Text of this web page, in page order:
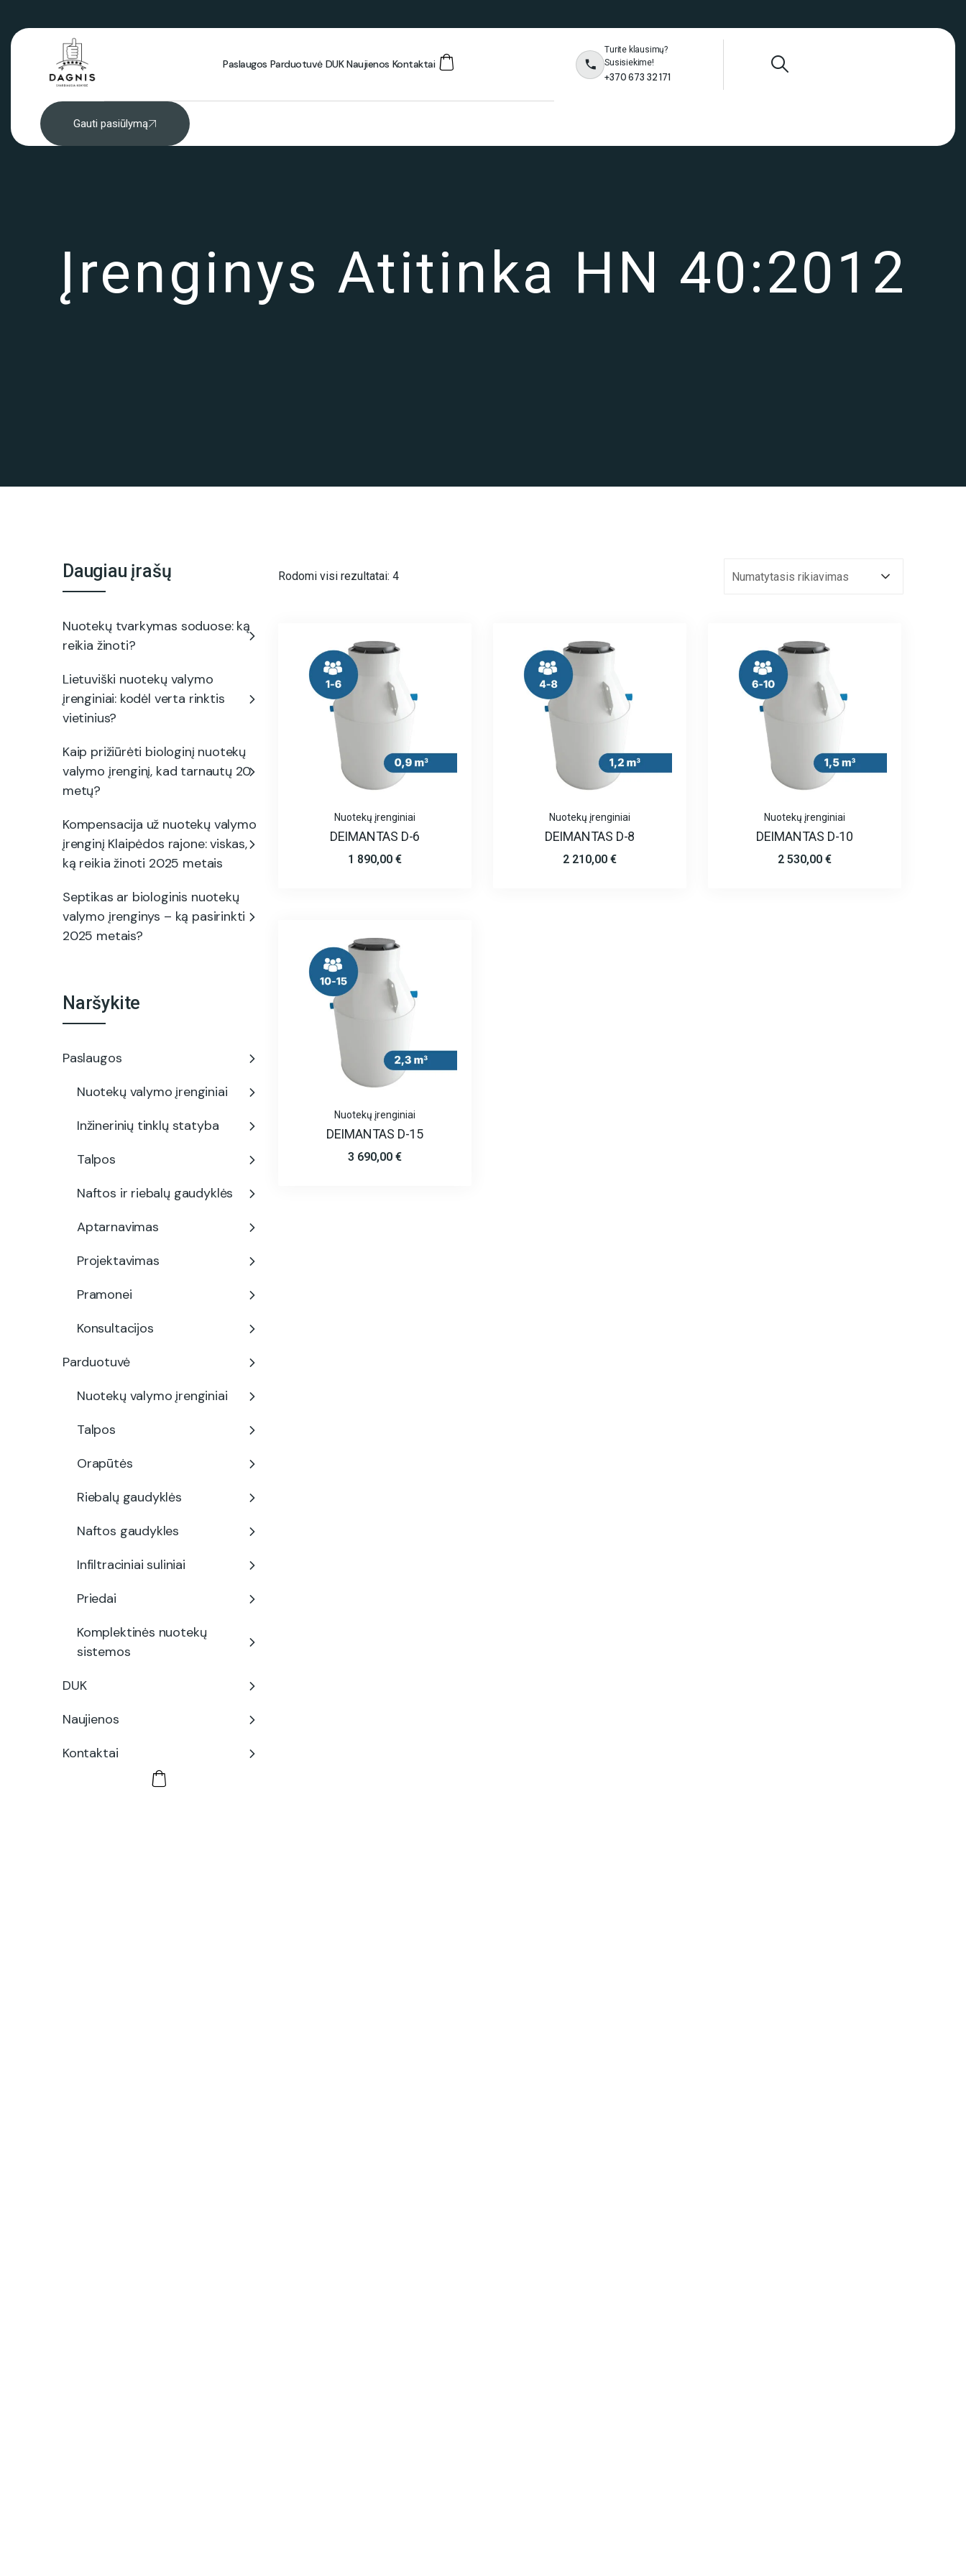
Paslaugos Parduotuvė DUK Naujienos Kontaktai
+370 673 32 171
Turite klausimų?
Susisiekime!
Gauti pasiūlymą
Įrenginys Atitinka HN 40:2012
Rodomi visi rezultatai: 4 Numatytasis rikiavimas
Nuotekų įrenginiai
DEIMANTAS D-6
1 890,00 €
Nuotekų įrenginiai
DEIMANTAS D-8
2 210,00 €
Nuotekų įrenginiai
DEIMANTAS D-10
2 530,00 €
Nuotekų įrenginiai
DEIMANTAS D-15
3 690,00 €
Daugiau įrašų
Nuotekų tvarkymas soduose: ką
reikia žinoti?
Lietuviški nuotekų valymo
įrenginiai: kodėl verta rinktis
vietinius?
Kaip prižiūrėti biologinį nuotekų
valymo įrenginį, kad tarnautų 20
metų?
Kompensacija už nuotekų valymo
įrenginį Klaipėdos rajone: viskas,
ką reikia žinoti 2025 metais
Septikas ar biologinis nuotekų
valymo įrenginys – ką pasirinkti
2025 metais?
Naršykite
Paslaugos
Nuotekų valymo įrenginiai
Inžinerinių tinklų statyba
Talpos
Naftos ir riebalų gaudyklės
Aptarnavimas
Projektavimas
Pramonei
Konsultacijos
Parduotuvė
Nuotekų valymo įrenginiai
Talpos
Orapūtės
Riebalų gaudyklės
Naftos gaudykles
Infiltraciniai suliniai
Priedai
Komplektinės nuotekų
sistemos
DUK
Naujienos
Kontaktai